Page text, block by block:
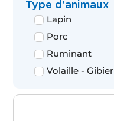
Type d'animaux
Lapin
Porc
Ruminant
Volaille - Gibier